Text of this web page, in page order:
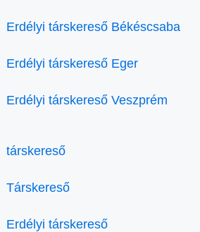
Erdélyi társkereső Békéscsaba
Erdélyi társkereső Eger
Erdélyi társkereső Veszprém
társkereső
Társkereső
Erdélyi társkereső